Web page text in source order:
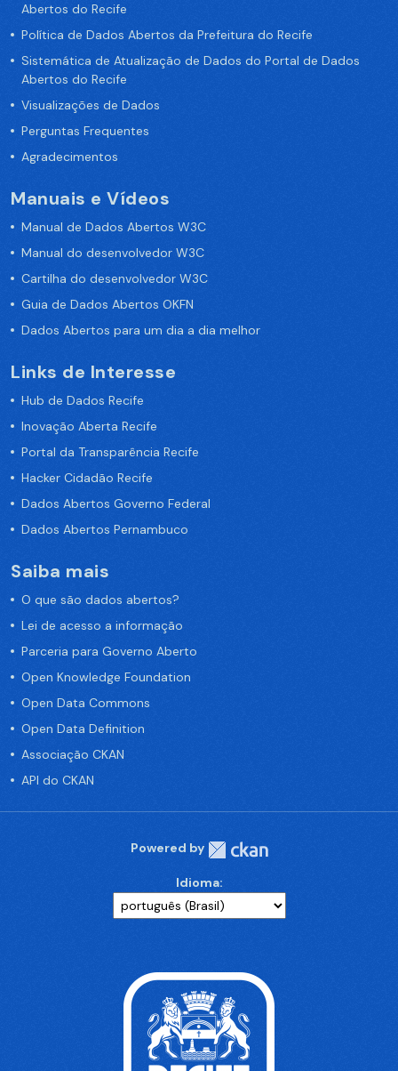
Abertos do Recife
Política de Dados Abertos da Prefeitura do Recife
Sistemática de Atualização de Dados do Portal de Dados
Abertos do Recife
Visualizações de Dados
Perguntas Frequentes
Agradecimentos
Manuais e Vídeos
Manual de Dados Abertos W3C
Manual do desenvolvedor W3C
Cartilha do desenvolvedor W3C
Guia de Dados Abertos OKFN
Dados Abertos para um dia a dia melhor
Links de Interesse
Hub de Dados Recife
Inovação Aberta Recife
Portal da Transparência Recife
Hacker Cidadão Recife
Dados Abertos Governo Federal
Dados Abertos Pernambuco
Saiba mais
O que são dados abertos?
Lei de acesso a informação
Parceria para Governo Aberto
Open Knowledge Foundation
Open Data Commons
Open Data Definition
Associação CKAN
API do CKAN
Powered by
Idioma